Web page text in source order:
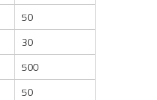
50
30
500
50